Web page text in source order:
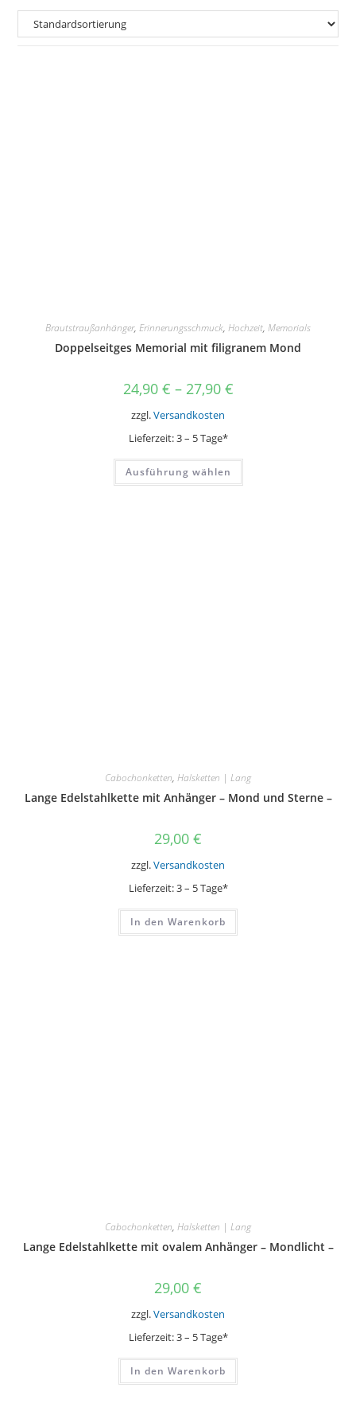
Brautstraußanhänger, Erinnerungsschmuck, Hochzeit, Memorials
Doppelseitges Memorial mit filigranem Mond
24,90 € – 27,90 €
zzgl.Versandkosten
Lieferzeit:3 – 5 Tage*
Ausführung wählen
Dieses
weist
Cabochonketten, Halsketten | Lang
Lange Edelstahlkette mit Anhänger – Mond und Sterne –
29,00 €
zzgl.Versandkosten
Lieferzeit:3 – 5 Tage*
In den Warenkorb
Cabochonketten, Halsketten | Lang
Lange Edelstahlkette mit ovalem Anhänger – Mondlicht –
29,00 €
zzgl.Versandkosten
Lieferzeit:3 – 5 Tage*
In den Warenkorb